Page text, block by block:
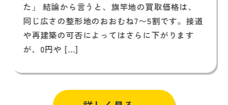
た」 結論から言うと、旗竿地の買取価格は、
同じ広さの整形地のおおむね7〜5割です。接道
や再建築の可否によってはさらに下がります
が、0円や […]